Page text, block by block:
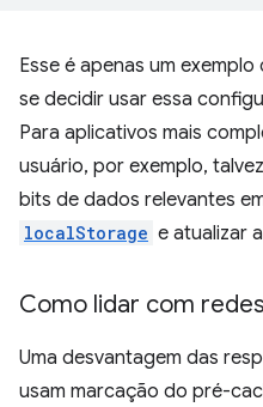
Esse é apenas um
se decidir usar essa
Para aplicativos mais
usuário, por exemplo,
bits de dados relevantes
localStorage e atualizar
Como lidar com
Uma desvantagem das
usam marcação do pré-